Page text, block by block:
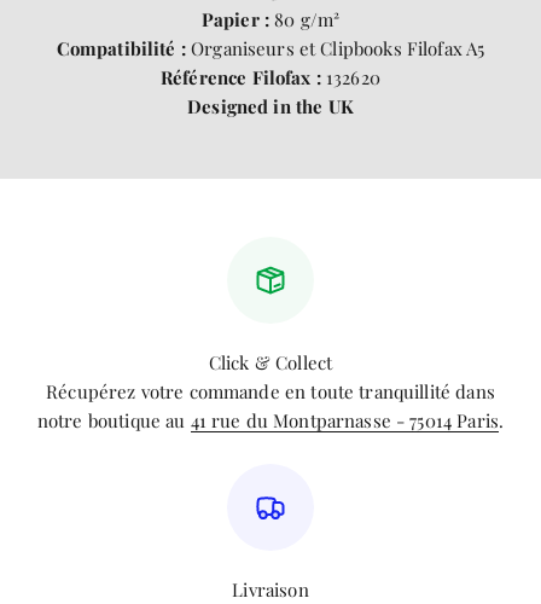
Papier :80 g/m²
Compatibilité :Organiseurs et Clipbooks Filofax A5
Référence Filofax :132620
Designed in the UK
Click & Collect
Récupérez votre commande en toute tranquillité dans
notre boutique au 41 rue du Montparnasse - 75014 Paris.
Livraison